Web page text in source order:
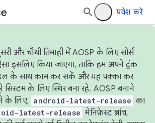
प्रवेश करें
और चौथी तिमाही में AOSP के लिए सोर्स
इसलिए किया जाएगा, ताकि हम अपने ट्रंक
के साथ काम कर सकें और यह पक्का कर
के लिए स्थिर बना रहे. AOSP बनाने
के लिए, android-latest-release का
latest-release मेनिफ़ेस्ट ब्रांच,